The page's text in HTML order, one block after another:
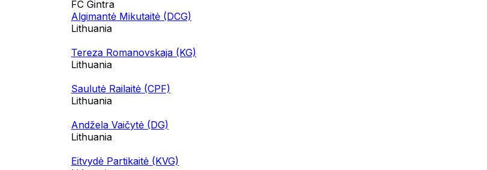
FC Gintra
Algimantė Mikutaitė (DCG)
Lithuania
Tereza Romanovskaja (KG)
Lithuania
Saulutė Railaitė (CPF)
Lithuania
Andžela Vaičytė (DG)
Lithuania
Eitvydė Partikaitė (KVG)